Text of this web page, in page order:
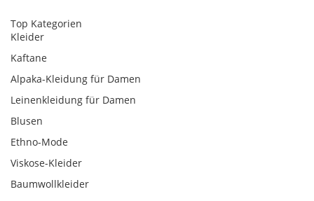
Top Kategorien
Kleider
Kaftane
Alpaka-Kleidung für Damen
Leinenkleidung für Damen
Blusen
Ethno-Mode
Viskose-Kleider
Baumwollkleider